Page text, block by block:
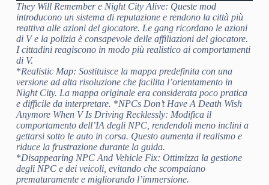
They Will Remembere Night City Alive: Queste mod
introducono un sistema di reputazione e rendono la città più
reattiva alle azioni del giocatore. Le gang ricordano le azioni
di V e la polizia è consapevole delle affiliazioni del giocatore.
I cittadini reagiscono in modo più realistico ai comportamenti
di V.
*Realistic Map: Sostituisce la mappa predefinita con una
versione ad alta risoluzione che facilita l’orientamento in
Night City. La mappa originale era considerata poco pratica
e difficile da interpretare. *NPCs Don’t Have A Death Wish
Anymore When V Is Driving Recklessly: Modifica il
comportamento dell’IA degli NPC, rendendoli meno inclini a
gettarsi sotto le auto in corsa. Questo aumenta il realismo e
riduce la frustrazione durante la guida.
*Disappearing NPC And Vehicle Fix: Ottimizza la gestione
degli NPC e dei veicoli, evitando che scompaiano
prematuramente e migliorando l’immersione.